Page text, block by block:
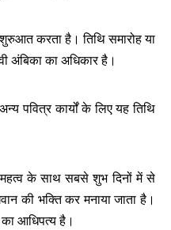
करता है। तिथि समारोह या
अंबिका का अधिकार है।
पवित्र कार्यों के लिए यह तिथि
महत्व के साथ सबसे शुभ दिनों में से
की भक्ति कर मनाया जाता है।
आधिपत्य है।